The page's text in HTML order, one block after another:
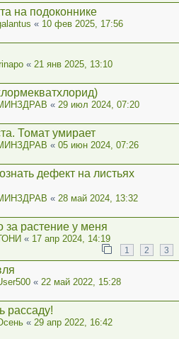
на подоконнике
« 10 фев 2025, 17:56
« 21 янв 2025, 13:10
« 29 июл 2024, 07:20
Томат умирает
« 05 июн 2024, 07:26
дефект на листьях
« 28 май 2024, 13:32
за растение у меня
« 17 апр 2024, 14:19
1 2 3
« 22 май 2022, 15:28
рассаду!
« 29 апр 2022, 16:42